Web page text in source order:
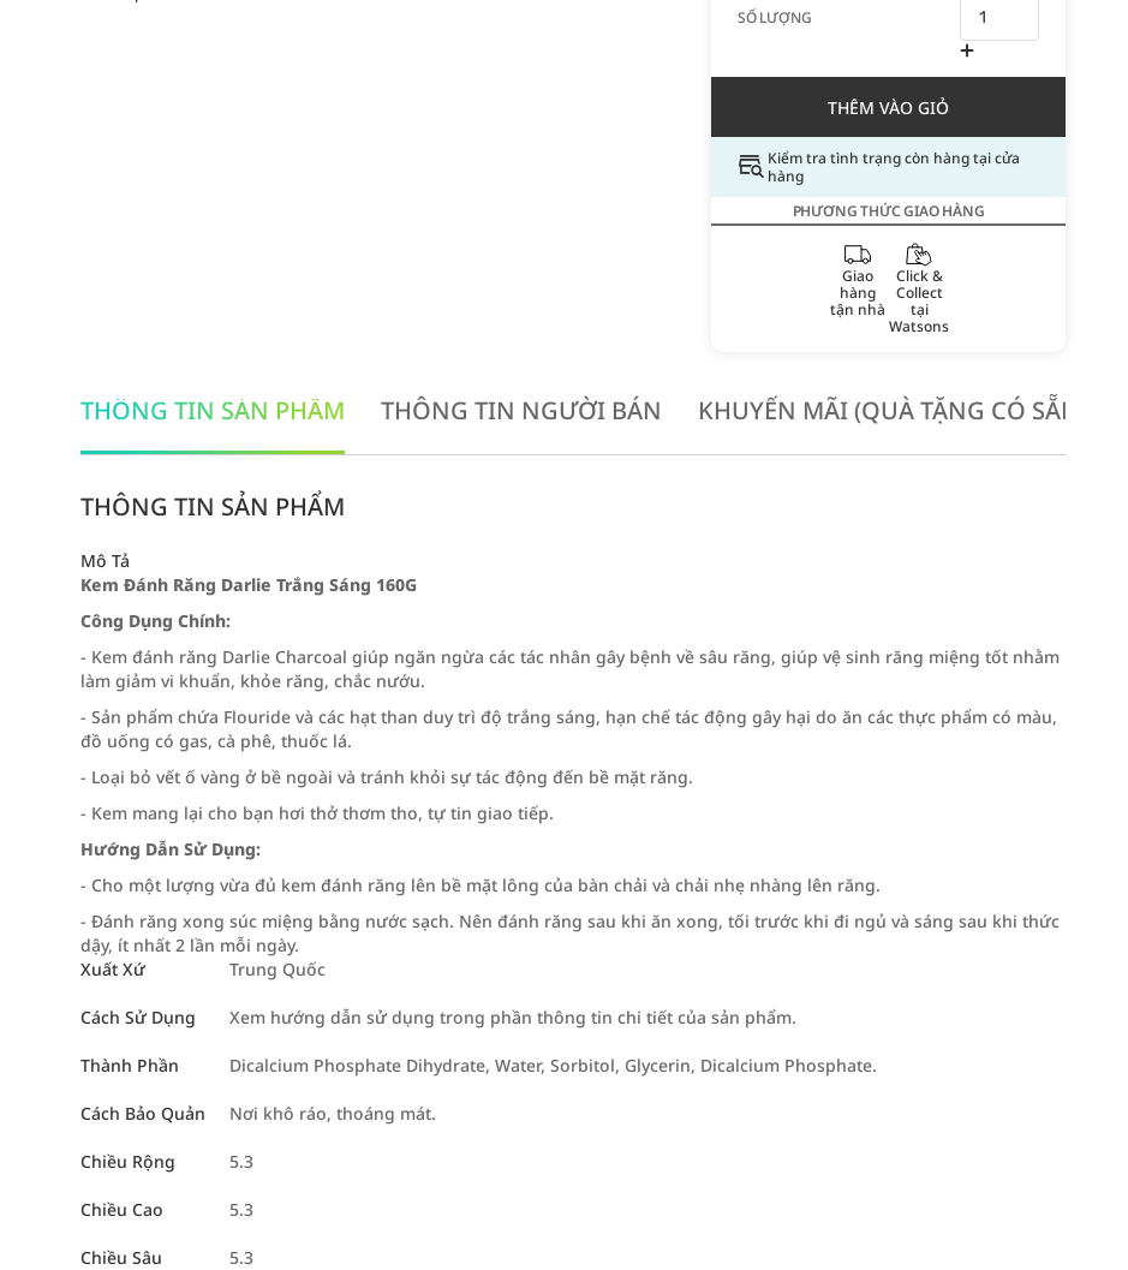
SỐ LƯỢNG
THÊM VÀO GIỎ
Kiểm tra tình trạng còn hàng tại cửa
hàng
PHƯƠNG THỨC GIAO HÀNG
Giao
hàng
tận nhà
Click &
Collect
tại
Watsons
THÔNG TIN SẢN PHẨM THÔNG TIN NGƯỜI BÁN KHUYẾN MÃI (QUÀ TẶNG CÓ SẴN
THÔNG TIN SẢN PHẨM
Mô Tả
Kem Đánh Răng Darlie Trắng Sáng 160G
Công Dụng Chính:
- Kem đánh răng Darlie Charcoal giúp ngăn ngừa các tác nhân gây bệnh về sâu răng, giúp vệ sinh răng miệng tốt nhằm
làm giảm vi khuẩn, khỏe răng, chắc nướu.
- Sản phẩm chứa Flouride và các hạt than duy trì độ trắng sáng, hạn chế tác động gây hại do ăn các thực phẩm có màu,
đồ uống có gas, cà phê, thuốc lá.
- Loại bỏ vết ố vàng ở bề ngoài và tránh khỏi sự tác động đến bề mặt răng.
- Kem mang lại cho bạn hơi thở thơm tho, tự tin giao tiếp.
Hướng Dẫn Sử Dụng:
- Cho một lượng vừa đủ kem đánh răng lên bề mặt lông của bàn chải và chải nhẹ nhàng lên răng.
- Đánh răng xong súc miệng bằng nước sạch. Nên đánh răng sau khi ăn xong, tối trước khi đi ngủ và sáng sau khi thức
dậy, ít nhất 2 lần mỗi ngày.
Xuất Xứ
Trung Quốc
Cách Sử Dụng Xem hướng dẫn sử dụng trong phần thông tin chi tiết của sản phẩm.
Thành Phần Dicalcium Phosphate Dihydrate, Water, Sorbitol, Glycerin, Dicalcium Phosphate.
Cách Bảo Quản Nơi khô ráo, thoáng mát.
Chiều Rộng 5.3
Chiều Cao 5.3
Chiều Sâu 5.3